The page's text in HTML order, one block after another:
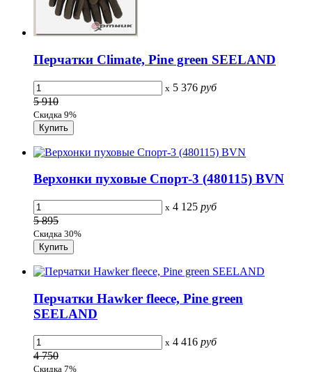
Перчатки Climate, Pine green SEELAND
x 5 376 руб
5 910
Скидка 9%
Верхонки пуховые Спорт-3 (480115) BVN
x 4 125 руб
5 895
Скидка 30%
Перчатки Hawker fleece, Pine green
SEELAND
x 4 416 руб
4 750
Скидка 7%